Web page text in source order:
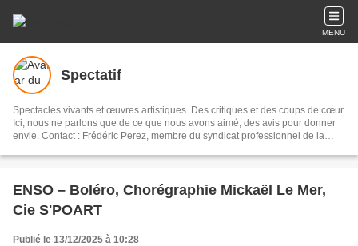
MENU
Spectatif
Spectacles vivants et œuvres artistiques. Des critiques et des coups de cœur.
Ici, nous ne parlons que de ce que nous avons aimé, des avis pour donner
envie. Contact : Frédéric Perez, membre du syndicat professionnel de la
ENSO – Boléro, Chorégraphie Mickaël Le Mer,
Cie S'POART
Publié le 13/12/2025 à 10:28